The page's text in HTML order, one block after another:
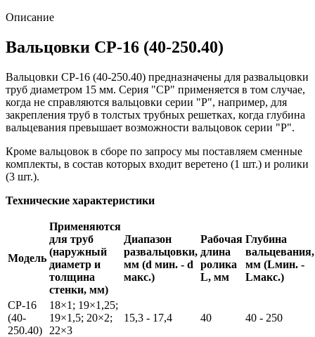
Описание
Вальцовки СР-16 (40-250.40)
Вальцовки СР-16 (40-250.40) предназначены для развальцовки
труб диаметром 15 мм. Серия "СР" применяется в том случае,
когда не справляются вальцовки серии "Р", например, для
закрепления труб в толстых трубных решетках, когда глубина
вальцевания превышает возможности вальцовок серии "Р".
Кроме вальцовок в сборе по запросу мы поставляем сменные
комплекты, в состав которых входит веретено (1 шт.) и ролики
(3 шт.).
Технические характеристики
Модель
Применяются
для труб
(наружный
диаметр и
толщина
стенки, мм)
Диапазон
развальцовки,
мм (d мин. - d
макс.)
Рабочая
длина
ролика
L, мм
Глубина
вальцевания,
мм (Lмин. -
Lмакс.)
СР-16
(40-
250.40)
18×1; 19×1,25;
19×1,5; 20×2;
22×3
15,3 - 17,4 40 40 - 250